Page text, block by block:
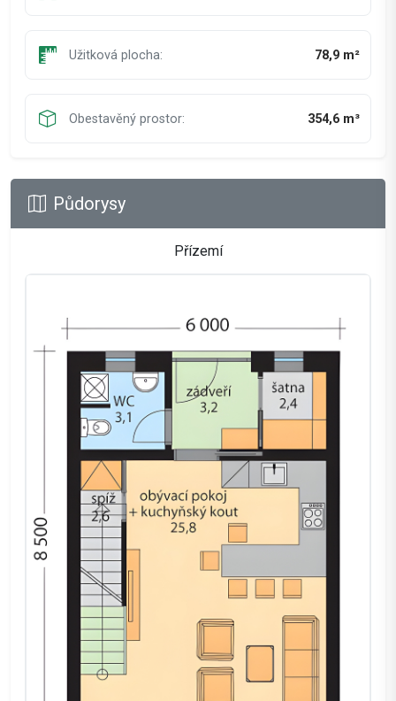
Užitková plocha: 78,9 m²
Obestavěný prostor: 354,6 m³
Půdorysy
Přízemí